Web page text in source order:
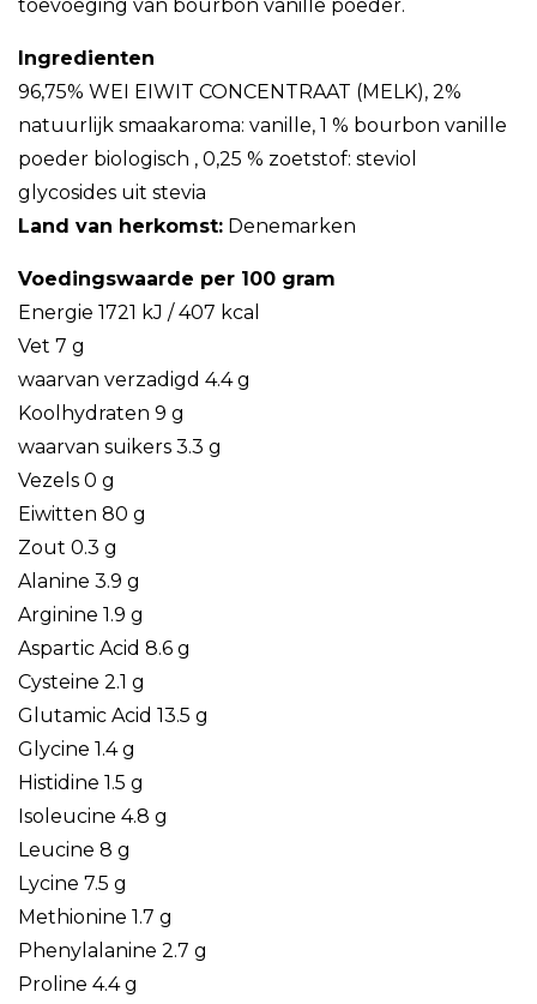
toevoeging van bourbon vanille poeder.
Ingredienten
96,75% WEI EIWIT CONCENTRAAT (MELK), 2%
natuurlijk smaakaroma: vanille, 1 % bourbon vanille
poeder biologisch , 0,25 % zoetstof: steviol
glycosides uit stevia
Land van herkomst: Denemarken
Voedingswaarde per 100 gram
Energie 1721 kJ / 407 kcal
Vet 7 g
waarvan verzadigd 4.4 g
Koolhydraten 9 g
waarvan suikers 3.3 g
Vezels 0 g
Eiwitten 80 g
Zout 0.3 g
Alanine 3.9 g
Arginine 1.9 g
Aspartic Acid 8.6 g
Cysteine 2.1 g
Glutamic Acid 13.5 g
Glycine 1.4 g
Histidine 1.5 g
Isoleucine 4.8 g
Leucine 8 g
Lycine 7.5 g
Methionine 1.7 g
Phenylalanine 2.7 g
Proline 4.4 g